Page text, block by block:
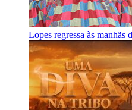
Lopes regressa às manhãs